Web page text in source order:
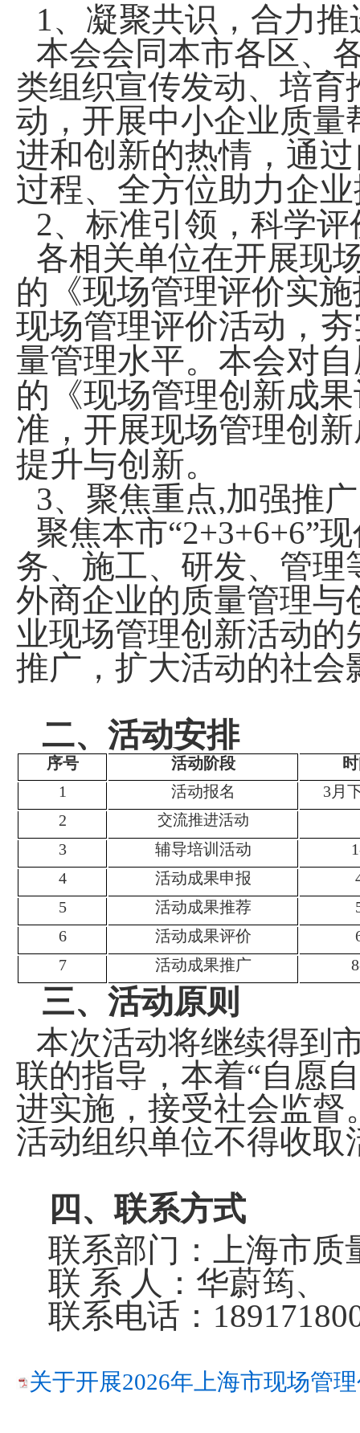
1、凝聚共识，合力推
本会会同本市各区、
类组织宣传发动、培
动，开展中小企业质量
进和创新的热情，通
过程、全方位助力企
2、标准引领，科学评
各相关单位在开展现
的 《现场管理评价实
现场管理评价活动，
量管理水平。本会对
的《现场管理创新成
准，开展现场管理创
提升与创新。
3、聚焦重点,加强推广
聚焦本市“2+3+6+6”
务、施工、研发、管
外商企业的质量管理
业现场管理创新活动
推广，扩大活动的社会
二、活动安排
序号 活动阶段
1
活动报名 3月
2
交流推进活动
3 辅导培训活动
4
活动成果申报
5
活动成果推荐
6
活动成果评价
7
活动成果推广
三、活动原则
本次活动将继续得到
联的指导，本着“自愿
进实施，接受社会监
活动组织单位不得收
四 、联系方式
联系部门：上海市质
联 系 人：华蔚筠
联系电话：
关于开展2026年上海市现场管